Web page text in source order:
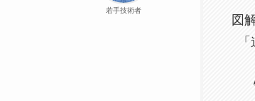
若手技術者
図